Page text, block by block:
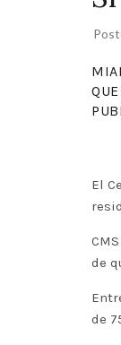
El
de
de